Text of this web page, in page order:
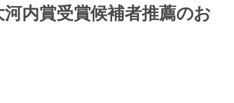
河内賞受賞候補者推薦のお